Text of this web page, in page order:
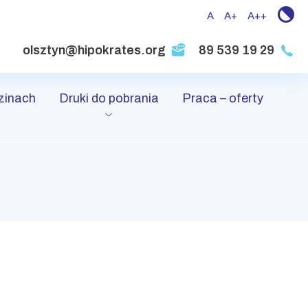
A A+ A++
olsztyn@hipokrates.org 89 539 19 29
Druki do pobrania Praca – oferty